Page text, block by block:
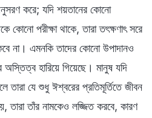
করে; যদি শয়তানের কোনো
পরীক্ষা থাকে, তারা তৎক্ষণাৎ সরে
না। এমনকি তাদের কোনো উপাদানও
অস্তিত্ব হারিয়ে গিয়েছে। মানুষ যদি
তারা যে শুধু ঈশ্বরের প্রতিমূর্তিতে জীবন
তারা তাঁর নামকেও লজ্জিত করবে, কারণ